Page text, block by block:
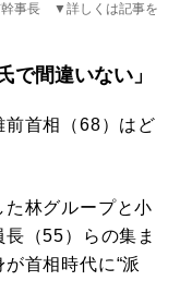
幹事長 ▼詳しくは記事を
で間違いない」
首相（68）はど
た林グループと小
（55）らの集ま
首相時代に“派